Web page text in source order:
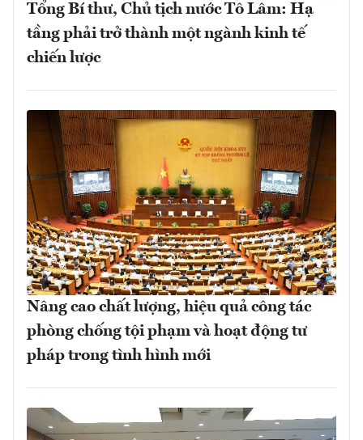
Tổng Bí thư, Chủ tịch nước Tô Lâm: Hạ
tầng phải trở thành một ngành kinh tế
chiến lược
Nâng cao chất lượng, hiệu quả công tác
phòng chống tội phạm và hoạt động tư
pháp trong tình hình mới